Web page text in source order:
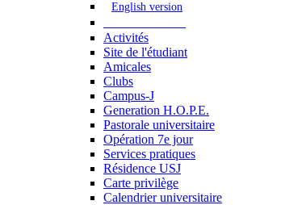
English version
Activités
Site de l'étudiant
Amicales
Clubs
Campus-J
Generation H.O.P.E.
Pastorale universitaire
Opération 7e jour
Services pratiques
Résidence USJ
Carte privilège
Calendrier universitaire